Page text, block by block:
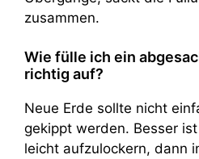
zusammen.
Wie fülle ich ein
richtig auf?
Neue Erde sollte nicht
gekippt werden. Besser
leicht aufzulockern, dann